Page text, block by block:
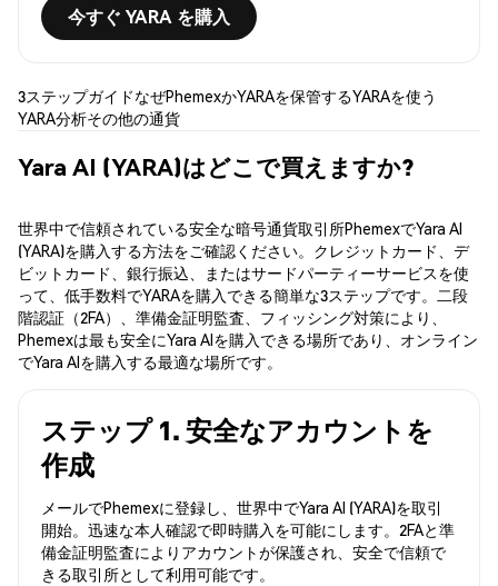
今すぐ YARA を購入
3ステップガイドなぜPhemexかYARAを保管するYARAを使う
YARA分析その他の通貨
Yara AI (YARA)はどこで買えますか?
世界中で信頼されている安全な暗号通貨取引所PhemexでYara AI
(YARA)を購入する方法をご確認ください。クレジットカード、デ
ビットカード、銀行振込、またはサードパーティーサービスを使
って、低手数料でYARAを購入できる簡単な3ステップです。二段
階認証（2FA）、準備金証明監査、フィッシング対策により、
Phemexは最も安全にYara AIを購入できる場所であり、オンライン
でYara AIを購入する最適な場所です。
ステップ 1. 安全なアカウントを
作成
メールでPhemexに登録し、世界中でYara AI (YARA)を取引
開始。迅速な本人確認で即時購入を可能にします。2FAと準
備金証明監査によりアカウントが保護され、安全で信頼で
きる取引所として利用可能です。